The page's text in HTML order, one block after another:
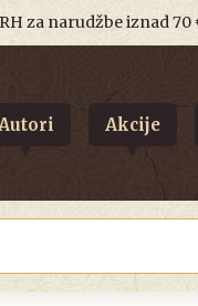
za narudžbe iznad 70
Akcije